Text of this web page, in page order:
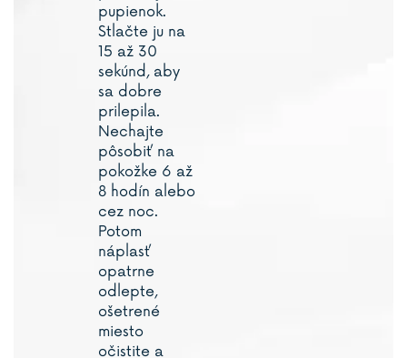
pupienok.
Stlačte ju na
15 až 30
sekúnd, aby
sa dobre
prilepila.
Nechajte
pôsobiť na
pokožke 6 až
8 hodín alebo
cez noc.
Potom
náplasť
opatrne
odlepte,
ošetrené
miesto
očistite a